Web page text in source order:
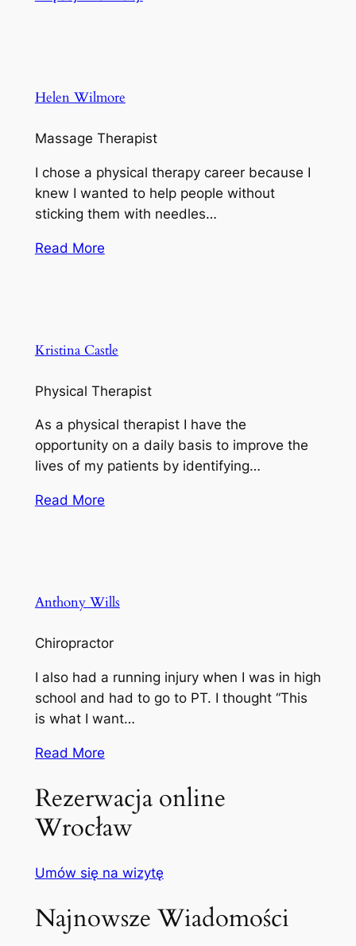
Helen Wilmore
Massage Therapist
I chose a physical therapy career because I
knew I wanted to help people without
sticking them with needles…
Read More
Kristina Castle
Physical Therapist
As a physical therapist I have the
opportunity on a daily basis to improve the
lives of my patients by identifying…
Read More
Anthony Wills
Chiropractor
I also had a running injury when I was in high
school and had to go to PT. I thought “This
is what I want…
Read More
Rezerwacja online
Wrocław
Umów się na wizytę
Najnowsze Wiadomości